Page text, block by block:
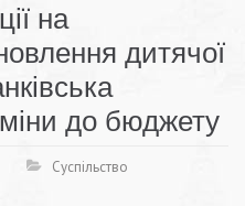
на
дитячої
до бюджету
Суспільство